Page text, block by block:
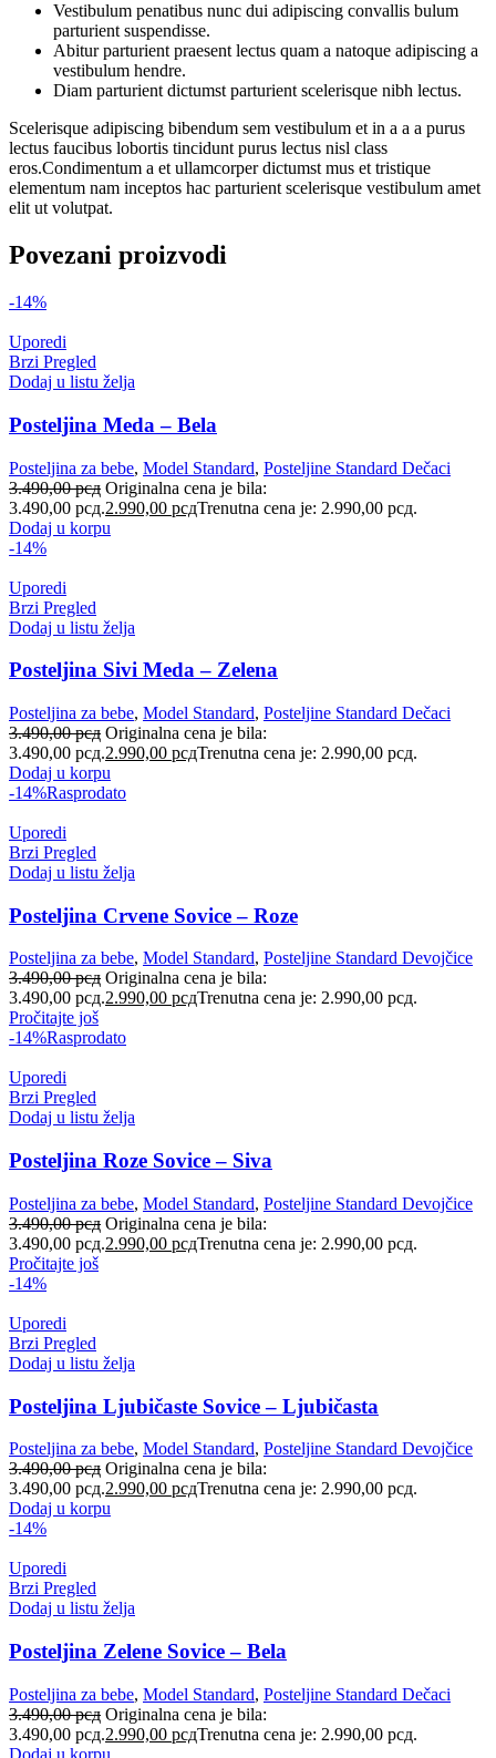
Vestibulum penatibus nunc dui adipiscing convallis bulum
parturient suspendisse.
Abitur parturient praesent lectus quam a natoque adipiscing a
vestibulum hendre.
Diam parturient dictumst parturient scelerisque nibh lectus.
Scelerisque adipiscing bibendum sem vestibulum et in a a a purus
lectus faucibus lobortis tincidunt purus lectus nisl class
eros.Condimentum a et ullamcorper dictumst mus et tristique
elementum nam inceptos hac parturient scelerisque vestibulum amet
elit ut volutpat.
Povezani proizvodi
-14%
Uporedi
Brzi Pregled
Dodaj u listu želja
Posteljina Meda – Bela
Posteljina za bebe, Model Standard, Posteljine Standard Dečaci
3.490,00рсд Originalna cena je bila:
3.490,00 рсд.2.990,00 рсдTrenutna cena je: 2.990,00 рсд.
Dodaj u korpu
-14%
Uporedi
Brzi Pregled
Dodaj u listu želja
Posteljina Sivi Meda – Zelena
Posteljina za bebe, Model Standard, Posteljine Standard Dečaci
3.490,00рсд Originalna cena je bila:
3.490,00 рсд.2.990,00 рсдTrenutna cena je: 2.990,00 рсд.
Dodaj u korpu
-14%Rasprodato
Uporedi
Brzi Pregled
Dodaj u listu želja
Posteljina Crvene Sovice – Roze
Posteljina za bebe, Model Standard, Posteljine Standard Devojčice
3.490,00рсд Originalna cena je bila:
3.490,00 рсд.2.990,00 рсдTrenutna cena je: 2.990,00 рсд.
Pročitajte još
-14%Rasprodato
Uporedi
Brzi Pregled
Dodaj u listu želja
Posteljina Roze Sovice – Siva
Posteljina za bebe, Model Standard, Posteljine Standard Devojčice
3.490,00рсд Originalna cena je bila:
3.490,00 рсд.2.990,00 рсдTrenutna cena je: 2.990,00 рсд.
Pročitajte još
-14%
Uporedi
Brzi Pregled
Dodaj u listu želja
Posteljina Ljubičaste Sovice – Ljubičasta
Posteljina za bebe, Model Standard, Posteljine Standard Devojčice
3.490,00рсд Originalna cena je bila:
3.490,00 рсд.2.990,00 рсдTrenutna cena je: 2.990,00 рсд.
Dodaj u korpu
-14%
Uporedi
Brzi Pregled
Dodaj u listu želja
Posteljina Zelene Sovice – Bela
Posteljina za bebe, Model Standard, Posteljine Standard Dečaci
3.490,00рсд Originalna cena je bila:
3.490,00 рсд.2.990,00 рсдTrenutna cena je: 2.990,00 рсд.
Dodaj u korpu